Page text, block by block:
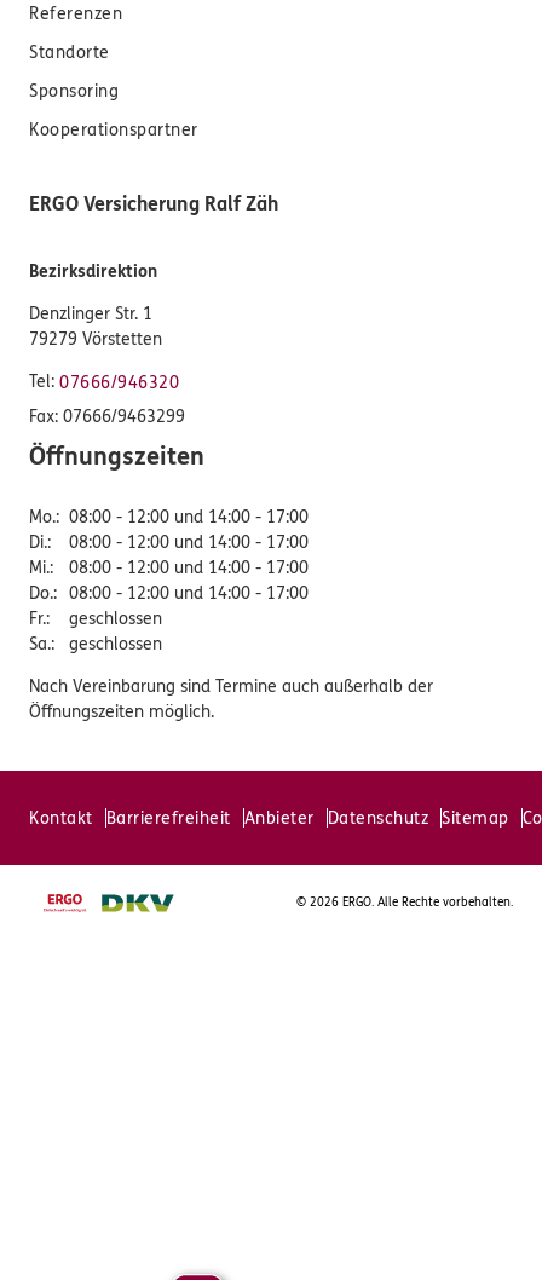
Referenzen
Standorte
Sponsoring
Kooperationspartner
ERGO Versicherung Ralf Zäh
Bezirksdirektion
Denzlinger Str. 1
79279 Vörstetten
Tel: 07666/946320
Fax: 07666/9463299
Öffnungszeiten
Mo.: 08:00 - 12:00 und 14:00 - 17:00
Di.:
08:00 - 12:00 und 14:00 - 17:00
Mi.:
08:00 - 12:00 und 14:00 - 17:00
Do.: 08:00 - 12:00 und 14:00 - 17:00
Fr.:
geschlossen
Sa.: geschlossen
Nach Vereinbarung sind Termine auch außerhalb der
Öffnungszeiten möglich.
Kontakt Barrierefreiheit Anbieter Datenschutz Sitemap
© 2026 ERGO. Alle Rechte vorbehalten.